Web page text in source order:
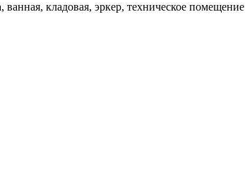
кладовая, эркер, техническое помещение